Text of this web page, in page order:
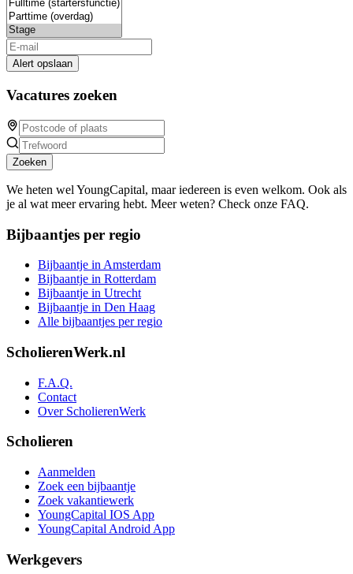
Alert opslaan
Vacatures zoeken
Zoeken
We heten wel YoungCapital, maar iedereen is even welkom. Ook als
je al wat meer ervaring hebt. Meer weten? Check onze FAQ.
Bijbaantjes per regio
Bijbaantje in Amsterdam
Bijbaantje in Rotterdam
Bijbaantje in Utrecht
Bijbaantje in Den Haag
Alle bijbaantjes per regio
ScholierenWerk.nl
F.A.Q.
Contact
Over ScholierenWerk
Scholieren
Aanmelden
Zoek een bijbaantje
Zoek vakantiewerk
YoungCapital IOS App
YoungCapital Android App
Werkgevers